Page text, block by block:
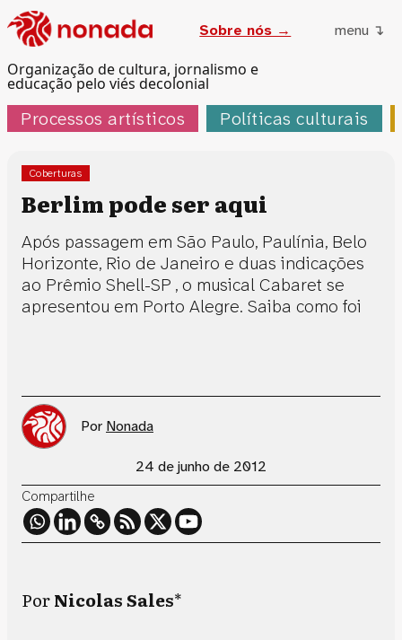
Organização de cultura, jornalismo e
educação pelo viés decolonial
Sobre nós → menu ↴
Processos artísticos Políticas culturais
Coberturas
Berlim pode ser aqui
Após passagem em São Paulo, Paulínia, Belo
Horizonte, Rio de Janeiro e duas indicações
ao Prêmio Shell-SP , o musical Cabaret se
apresentou em Porto Alegre. Saiba como foi
Por Nonada
24 de junho de 2012
Compartilhe
PorNicolas Sales*